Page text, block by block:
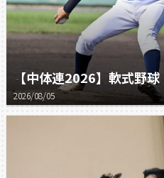
2026/08/05